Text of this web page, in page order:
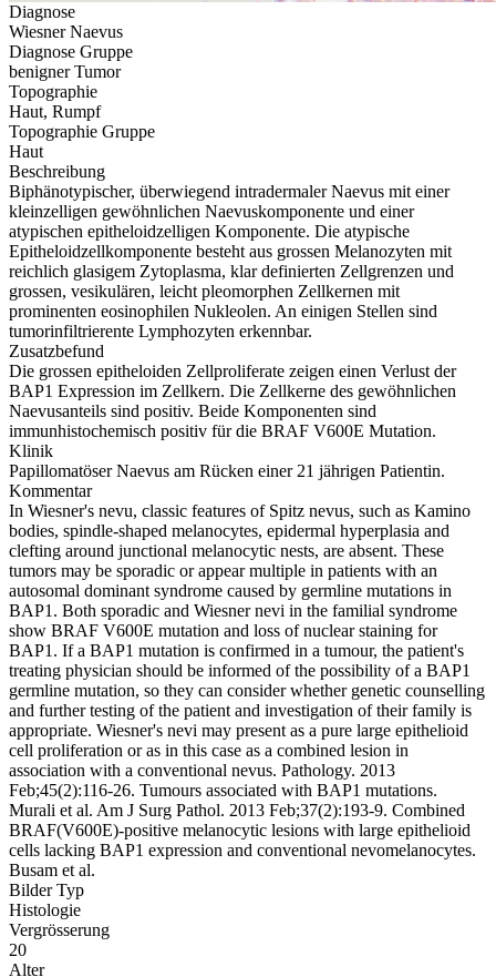
Diagnose
Wiesner Naevus
Diagnose Gruppe
benigner Tumor
Topographie
Haut, Rumpf
Topographie Gruppe
Haut
Beschreibung
Biphänotypischer, überwiegend intradermaler Naevus mit einer
kleinzelligen gewöhnlichen Naevuskomponente und einer
atypischen epitheloidzelligen Komponente. Die atypische
Epitheloidzellkomponente besteht aus grossen Melanozyten mit
reichlich glasigem Zytoplasma, klar definierten Zellgrenzen und
grossen, vesikulären, leicht pleomorphen Zellkernen mit
prominenten eosinophilen Nukleolen. An einigen Stellen sind
tumorinfiltrierente Lymphozyten erkennbar.
Zusatzbefund
Die grossen epitheloiden Zellproliferate zeigen einen Verlust der
BAP1 Expression im Zellkern. Die Zellkerne des gewöhnlichen
Naevusanteils sind positiv. Beide Komponenten sind
immunhistochemisch positiv für die BRAF V600E Mutation.
Klinik
Papillomatöser Naevus am Rücken einer 21 jährigen Patientin.
Kommentar
In Wiesner's nevu, classic features of Spitz nevus, such as Kamino
bodies, spindle-shaped melanocytes, epidermal hyperplasia and
clefting around junctional melanocytic nests, are absent. These
tumors may be sporadic or appear multiple in patients with an
autosomal dominant syndrome caused by germline mutations in
BAP1. Both sporadic and Wiesner nevi in the familial syndrome
show BRAF V600E mutation and loss of nuclear staining for
BAP1. If a BAP1 mutation is confirmed in a tumour, the patient's
treating physician should be informed of the possibility of a BAP1
germline mutation, so they can consider whether genetic counselling
and further testing of the patient and investigation of their family is
appropriate. Wiesner's nevi may present as a pure large epithelioid
cell proliferation or as in this case as a combined lesion in
association with a conventional nevus. Pathology. 2013
Feb;45(2):116-26. Tumours associated with BAP1 mutations.
Murali et al. Am J Surg Pathol. 2013 Feb;37(2):193-9. Combined
BRAF(V600E)-positive melanocytic lesions with large epithelioid
cells lacking BAP1 expression and conventional nevomelanocytes.
Busam et al.
Bilder Typ
Histologie
Vergrösserung
20
Alter